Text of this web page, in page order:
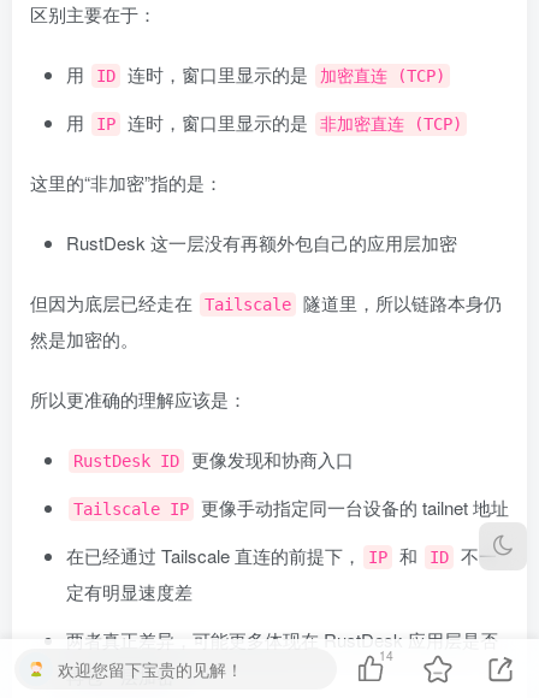
区别主要在于：
用 ID 连时，窗口里显示的是 加密直连 (TCP)
用 IP 连时，窗口里显示的是 非加密直连 (TCP)
这里的“非加密”指的是：
RustDesk 这一层没有再额外包自己的应用层加密
但因为底层已经走在 Tailscale
隧道里，所以链路本身仍
然是加密的。
所以更准确的理解应该是：
RustDesk ID 更像发现和协商入口
Tailscale IP
更像手动指定同一台设备的 tailnet 地址
在已经通过 Tailscale 直连的前提下，
IP 和 ID
不一
定有明显速度差
两者真正差异，可能更多体现在 RustDesk 应用层是否
再包一层加密
欢迎您留下宝贵的见解！
14